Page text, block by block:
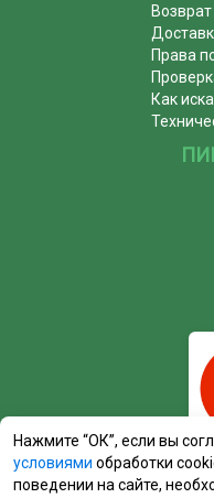
Возврат
Права
Как
Нажмите “ОК”, если вы
условиями обработки
поведении на сайте,